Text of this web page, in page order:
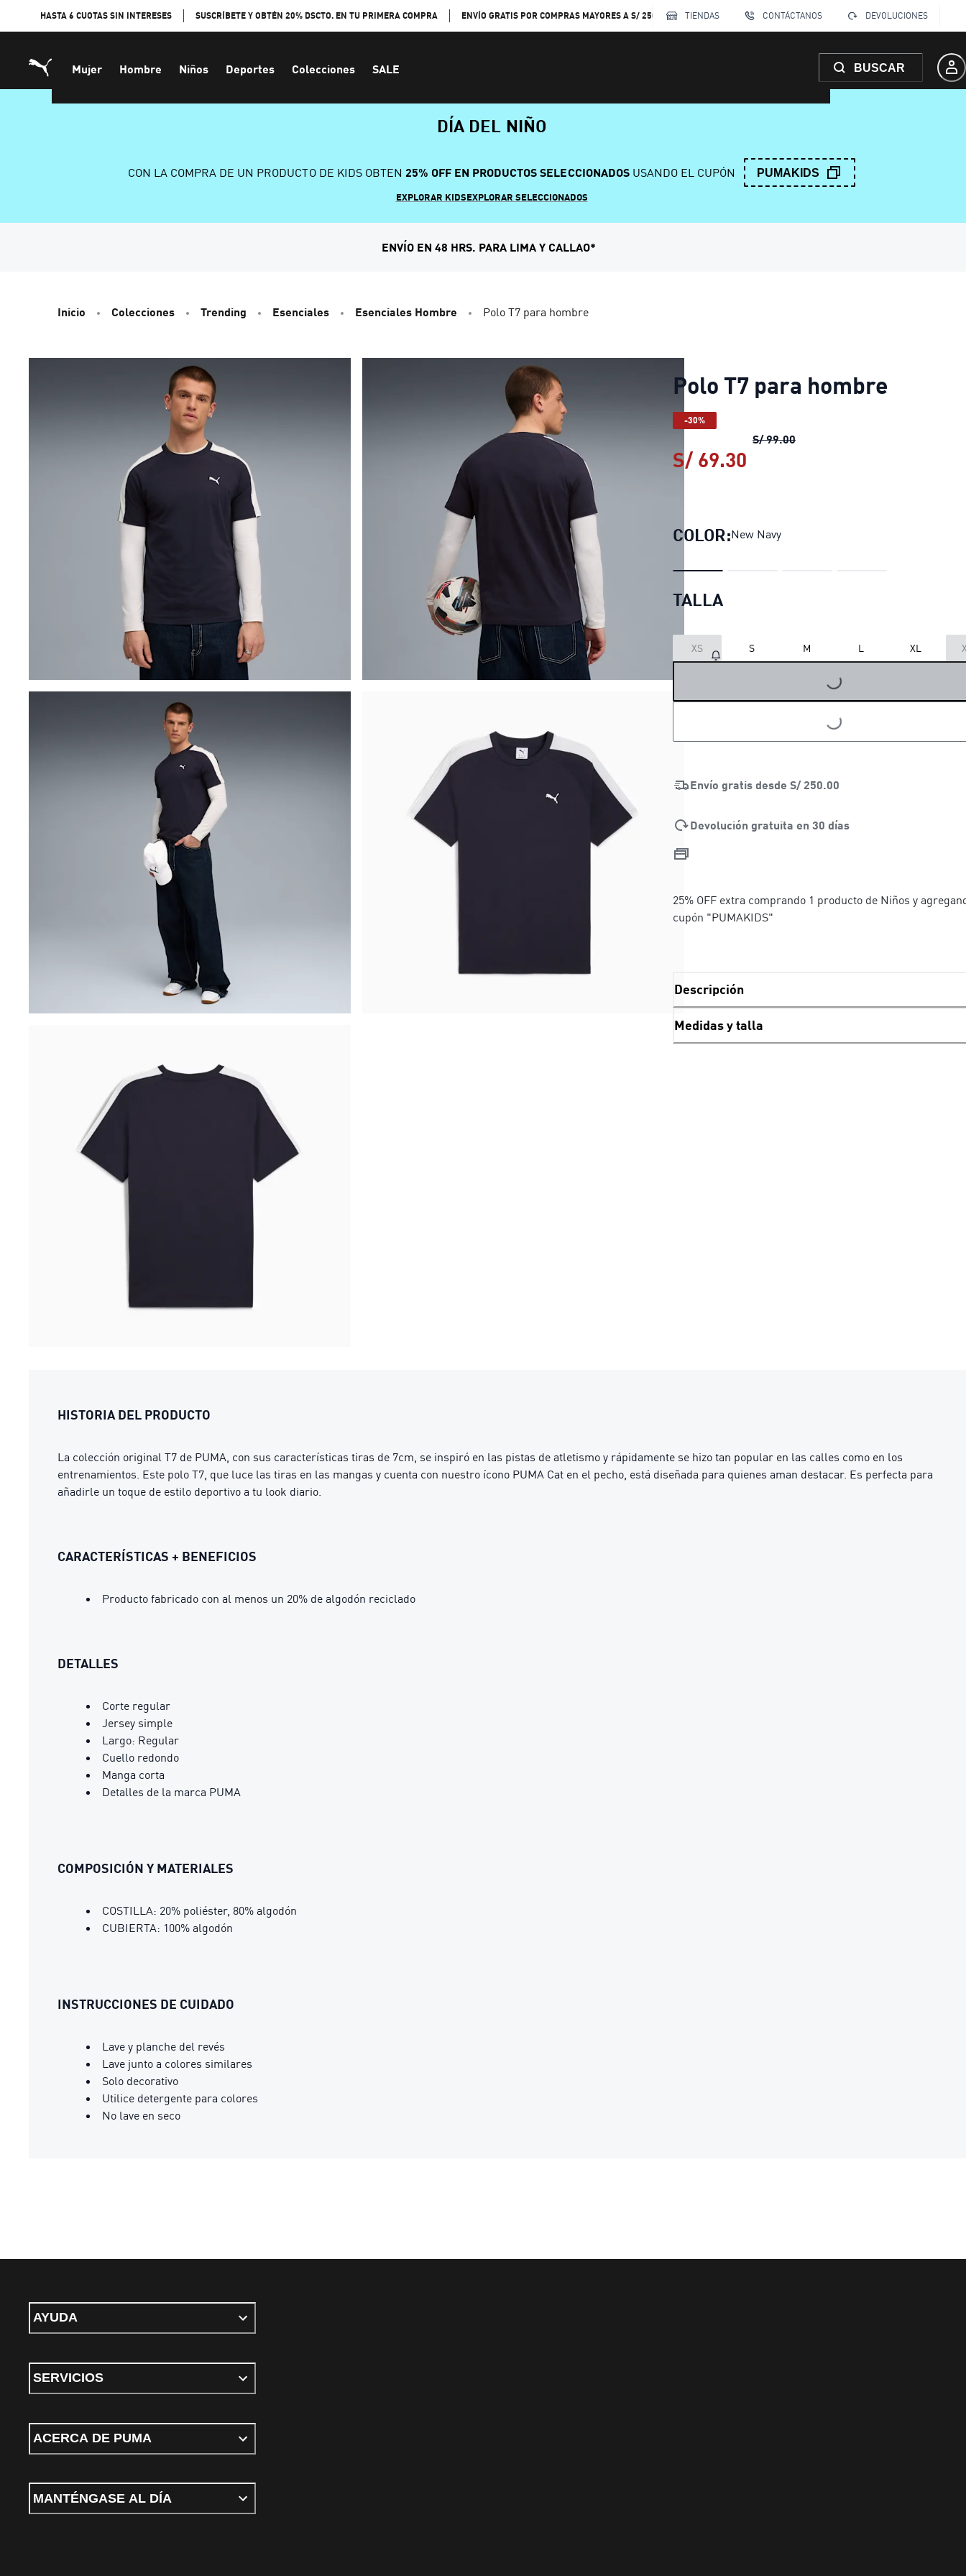
HASTA 6 CUOTAS SIN INTERESES SUSCRÍBETE Y OBTÉN 20% DSCTO. EN TU PRIMERA COMPRA ENVÍO GRATIS POR COMPRAS MAYORES A S/ 250 TIENDAS CONTÁCTANOS DEVOLUCIONES
Mujer Hombre Niños Deportes Colecciones SALE BUSCAR
DÍA DEL NIÑO
CON LA COMPRA DE UN PRODUCTO DE KIDS OBTEN 25% OFF EN PRODUCTOS SELECCIONADOSUSANDO EL CUPÓN PUMAKIDS
EXPLORAR KIDSEXPLORAR SELECCIONADOS
ENVÍO EN 48 HRS. PARA LIMA Y CALLAO*
Inicio Colecciones Trending Esenciales Esenciales Hombre Polo T7 para hombre
Polo T7 para hombre
-30%
S/ 99.00Polo T7 para hombre
S/ 69.30
COLOR:New Navy
TALLA
XS S M L XL
LOADING...
LOADING...
Envío gratis desde S/ 250.00
Devolución gratuita en 30 días
25% OFF extra comprando 1 producto de Niños y
cupón "PUMAKIDS"
Descripción
Medidas y talla
HISTORIA DEL PRODUCTO
La colección original T7 de PUMA, con sus características tiras de 7cm, se inspiró en las pistas de atletismo y rápidamente se hizo tan popular en las calles como en los
entrenamientos. Este polo T7, que luce las tiras en las mangas y cuenta con nuestro ícono PUMA Cat en el pecho, está diseñada para quienes aman destacar. Es perfecta para
añadirle un toque de estilo deportivo a tu look diario.
CARACTERÍSTICAS + BENEFICIOS
Producto fabricado con al menos un 20% de algodón reciclado
DETALLES
Corte regular
Jersey simple
Largo: Regular
Cuello redondo
Manga corta
Detalles de la marca PUMA
COMPOSICIÓN Y MATERIALES
COSTILLA: 20% poliéster, 80% algodón
CUBIERTA: 100% algodón
INSTRUCCIONES DE CUIDADO
Lave y planche del revés
Lave junto a colores similares
Solo decorativo
Utilice detergente para colores
No lave en seco
AYUDA
SERVICIOS
ACERCA DE PUMA
MANTÉNGASE AL DÍA